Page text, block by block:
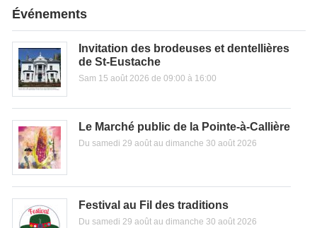
Événements
Invitation des brodeuses et dentellières
de St-Eustache
Sam 15 août 2026 de 09:00 à 16:00
Le Marché public de la Pointe-à-Callière
Du samedi 29 août au dimanche 30 août 2026
Festival au Fil des traditions
Du samedi 29 août au dimanche 30 août 2026